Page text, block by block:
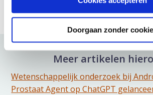
Doorgaan zonder
Deel dit via Whatsapp
Deel via Mail
Meer artikelen
Wetenschappelijk onderzoek bij
Prostaat Agent op ChatGPT